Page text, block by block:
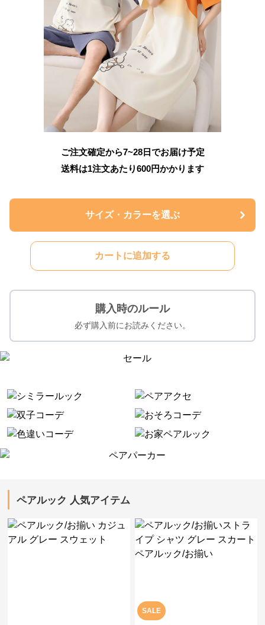
ご注文確定から7~28日でお届け予定
送料は1注文あたり600円かかります
サイズ・カラーを選ぶ
カートに追加する
購入時のルール
必ず購入前にお読みください。
ペアルック 人気アイテム
SALE